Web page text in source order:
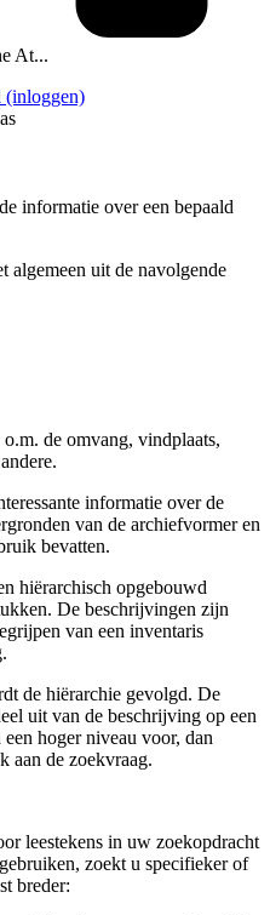
At...
(inloggen)
informatie over een bepaald
algemeen uit de navolgende
de omvang, vindplaats,
informatie over de
van de archiefvormer en
bevatten.
hiërarchisch opgebouwd
De beschrijvingen zijn
van een inventaris
de hiërarchie gevolgd. De
uit van de beschrijving op een
hoger niveau voor, dan
aan de zoekvraag.
leestekens in uw zoekopdracht
zoekt u specifieker of
breder: